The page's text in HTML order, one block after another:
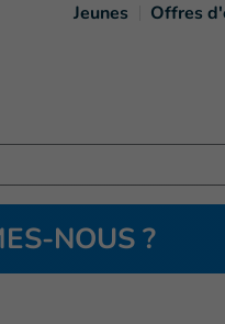
Jeunes Offres
NOUS ?